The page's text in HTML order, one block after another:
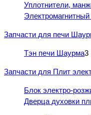
Уплотнители,
Запчасти для печи
Тэн печи Шаурма3
Запчасти для Плит
Блок электро-
Дверца духовки